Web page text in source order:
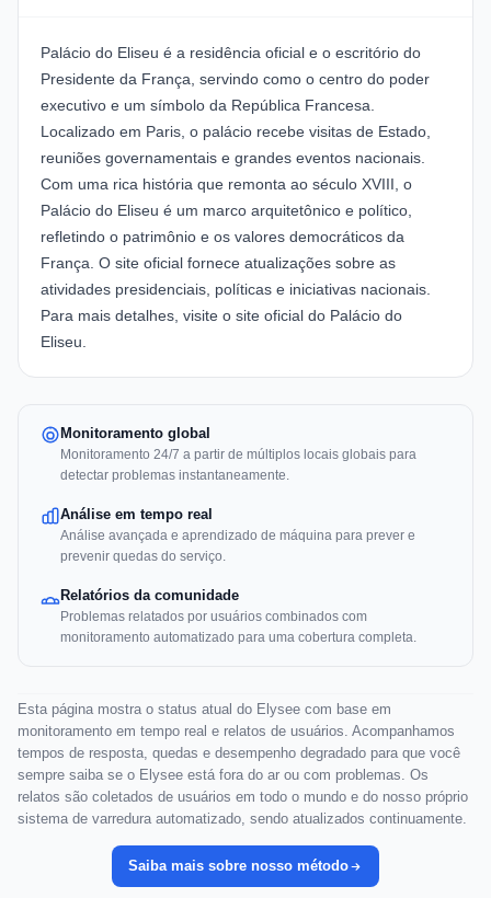
Palácio do Eliseu é a residência oficial e o escritório do
Presidente da França, servindo como o centro do poder
executivo e um símbolo da República Francesa.
Localizado em Paris, o palácio recebe visitas de Estado,
reuniões governamentais e grandes eventos nacionais.
Com uma rica história que remonta ao século XVIII, o
Palácio do Eliseu é um marco arquitetônico e político,
refletindo o patrimônio e os valores democráticos da
França. O site oficial fornece atualizações sobre as
atividades presidenciais, políticas e iniciativas nacionais.
Para mais detalhes, visite o site oficial do Palácio do
Eliseu.
Monitoramento global
Monitoramento 24/7 a partir de múltiplos locais globais para
detectar problemas instantaneamente.
Análise em tempo real
Análise avançada e aprendizado de máquina para prever e
prevenir quedas do serviço.
Relatórios da comunidade
Problemas relatados por usuários combinados com
monitoramento automatizado para uma cobertura completa.
Esta página mostra o status atual do Elysee com base em
monitoramento em tempo real e relatos de usuários. Acompanhamos
tempos de resposta, quedas e desempenho degradado para que você
sempre saiba se o Elysee está fora do ar ou com problemas. Os
relatos são coletados de usuários em todo o mundo e do nosso próprio
sistema de varredura automatizado, sendo atualizados continuamente.
Saiba mais sobre nosso método